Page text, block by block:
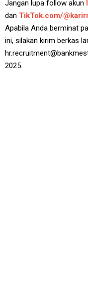
Jangan lupa follow akun
dan TikTok.com/
Apabila Anda berminat
ini, silakan kirim berkas
2025.